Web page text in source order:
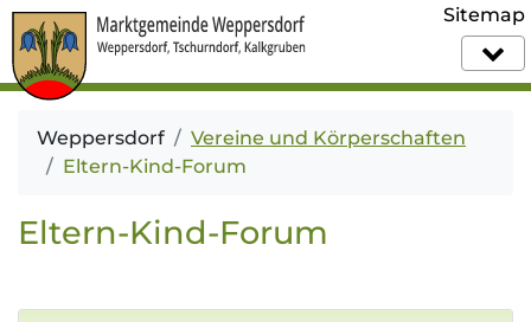
Sitemap
Weppersdorf
Vereine und Körperschaften
Eltern-Kind-Forum
Eltern-Kind-Forum